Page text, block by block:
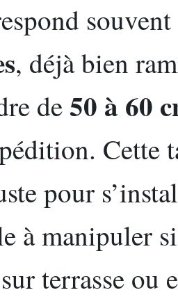
, déjà bien
de 50 à 60
Cette
pour
à manipuler
terrasse ou